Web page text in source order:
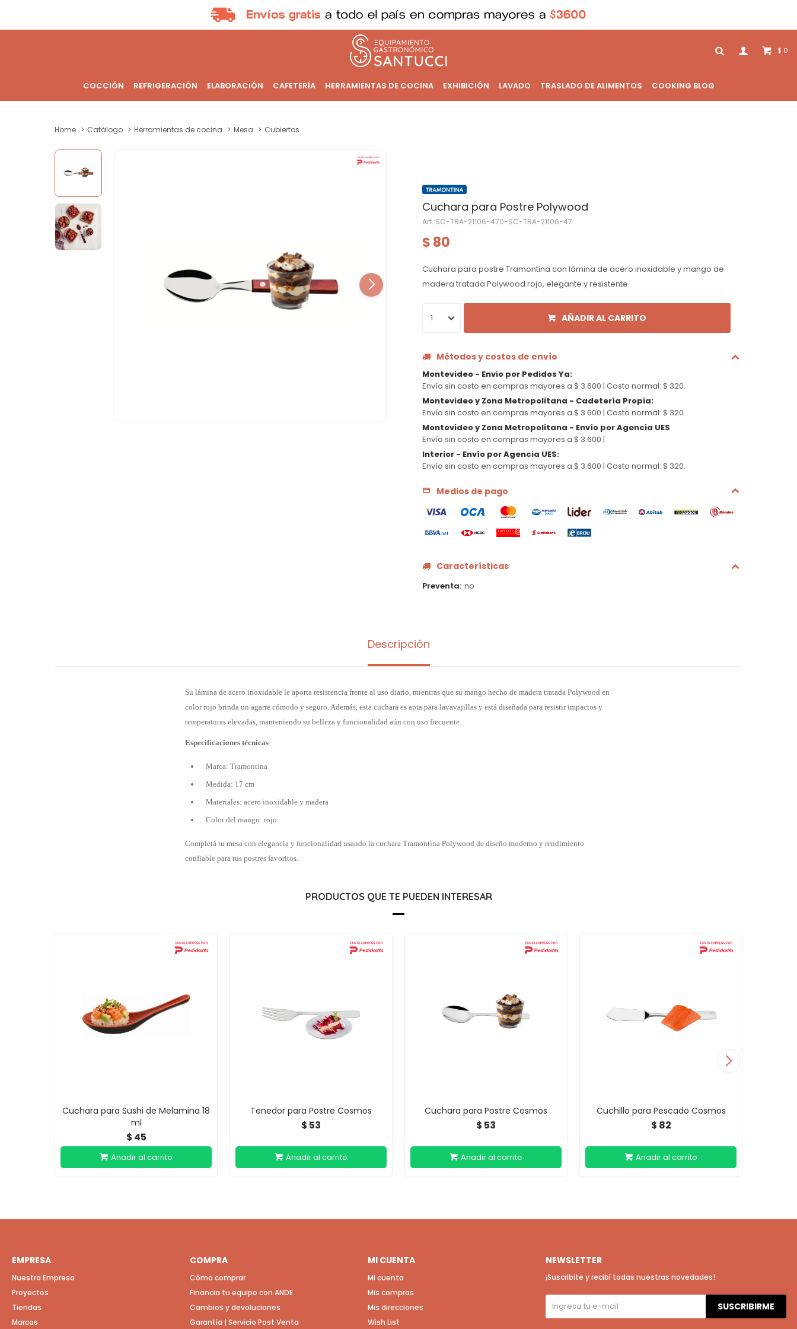
COCCIÓN REFRIGERACIÓN ELABORACIÓN CAFETERÍA HERRAMIENTAS DE COCINA EXHIBICIÓN LAVADO TRASLADO DE ALIMENTOS COOKING BLOG
$ 0
Home Catálogo Herramientas de cocina Mesa Cubiertos
Cuchara para Postre Polywood
SC-TRA-21106-470-SC-TRA-21106-47
$ 80
Cuchara para postre Tramontina con lámina de acero inoxidable y mango de
madera tratada Polywood rojo, elegante y resistente.
1 AÑADIR AL CARRITO
Métodos y costos de envío
Montevideo - Envio por Pedidos Ya:
Envío sin costo en compras mayores a $ 3.600 | Costo normal: $ 320.
Montevideo y Zona Metropolitana - Cadetería Propia:
Envío sin costo en compras mayores a $ 3.600 | Costo normal: $ 320.
Montevideo y Zona Metropolitana - Envío por Agencia UES
Envío sin costo en compras mayores a $ 3.600 |
Interior - Envío por Agencia UES:
Envío sin costo en compras mayores a $ 3.600 | Costo normal: $ 320.
Medios de pago
Características
Preventa no
Descripción
Su lámina de acero inoxidable le aporta resistencia frente al uso diario, mientras que su mango hecho de madera tratada Polywood en
color rojo brinda un agarre cómodo y seguro. Además, esta cuchara es apta para lavavajillas y está diseñada para resistir impactos y
temperaturas elevadas, manteniendo su belleza y funcionalidad aún con uso frecuente.
Especificaciones técnicas
Marca: Tramontina
Medida: 17 cm
Materiales: acero inoxidable y madera
Color del mango: rojo
Completá tu mesa con elegancia y funcionalidad usando la cuchara Tramontina Polywood de diseño moderno y rendimiento
confiable para tus postres favoritos.
PRODUCTOS QUE TE PUEDEN INTERESAR
Cuchara para Sushi de Melamina 18
ml
$ 45
Tenedor para Postre Cosmos
$ 53
Cuchara para Postre Cosmos
$ 53
Cuchillo para Pescado Cosmos
$ 82
EMPRESA
Nuestra Empresa
Proyectos
Tiendas
Marcas
COMPRA
Cómo comprar
Financia tu equipo con ANDE
Cambios y devoluciones
Garantía | Servicio Post Venta
MI CUENTA
Mi cuenta
Mis compras
Mis direcciones
Wish List
NEWSLETTER
¡Suscribite y recibí todas nuestras novedades!
SUSCRIBIRME